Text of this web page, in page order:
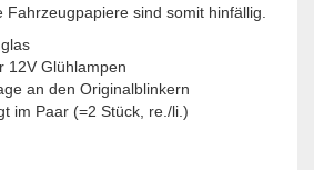
sind somit hinfällig.
12V Glühlampen
an den Originalblinkern
im Paar (=2 Stück, re./li.)